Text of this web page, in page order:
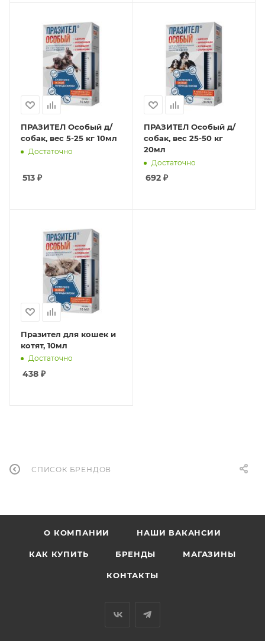
ПРАЗИТЕЛ Особый д/
собак, вес 5-25 кг 10мл
Достаточно
513 ₽
ПРАЗИТЕЛ Особый д/
собак, вес 25-50 кг
20мл
Достаточно
692₽
Празител для кошек и
котят, 10мл
Достаточно
438 ₽
СПИСОК БРЕНДОВ
О КОМПАНИИ НАШИ ВАКАНСИИ
КАК КУПИТЬ БРЕНДЫ МАГАЗИНЫ
КОНТАКТЫ